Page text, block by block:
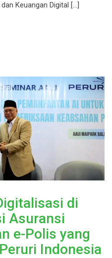
Keuangan Digital […]
di
Asuransi
e-Polis yang
Indonesia